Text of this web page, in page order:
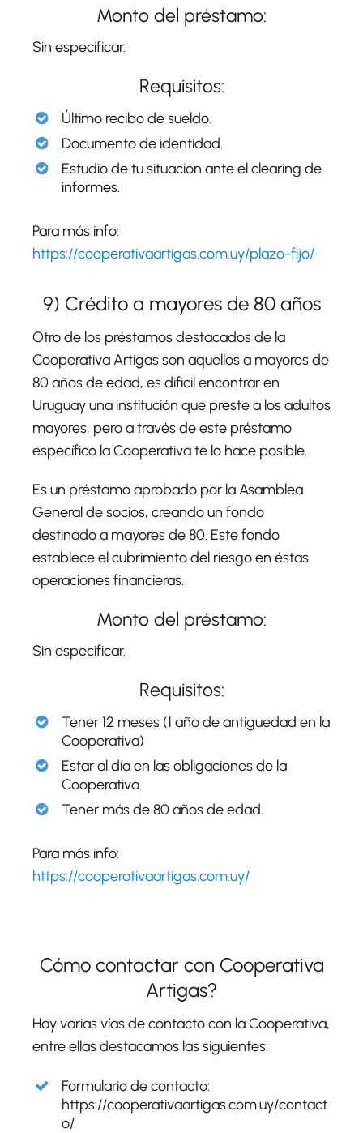
Monto del préstamo:
Sin especificar.
Requisitos:
Último recibo de sueldo.
Documento de identidad.
Estudio de tu situación ante el clearing de
informes.
Para más info:
https://cooperativaartigas.com.uy/plazo-fijo/
9) Crédito a mayores de 80 años
Otro de los préstamos destacados de la
Cooperativa Artigas son aquellos a mayores de
80 años de edad, es dificil encontrar en
Uruguay una institución que preste a los adultos
mayores, pero a través de este préstamo
específico la Cooperativa te lo hace posible.
Es un préstamo aprobado por la Asamblea
General de socios, creando un fondo
destinado a mayores de 80. Este fondo
establece el cubrimiento del riesgo en éstas
operaciones financieras.
Monto del préstamo:
Sin especificar.
Requisitos:
Tener 12 meses (1 año de antiguedad en la
Cooperativa)
Estar al día en las obligaciones de la
Cooperativa.
Tener más de 80 años de edad.
Para más info:
https://cooperativaartigas.com.uy/
Cómo contactar con Cooperativa
Artigas?
Hay varias vías de contacto con la Cooperativa,
entre ellas destacamos las siguientes:
Formulario de contacto:
https://cooperativaartigas.com.uy/contact
o/